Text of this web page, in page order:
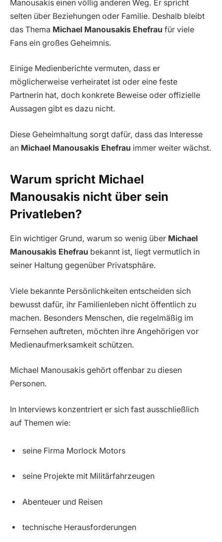
Manousakis einen völlig anderen Weg. Er spricht
selten über Beziehungen oder Familie. Deshalb bleibt
das Thema Michael Manousakis Ehefrau für viele
Fans ein großes Geheimnis.
Einige Medienberichte vermuten, dass er
möglicherweise verheiratet ist oder eine feste
Partnerin hat, doch konkrete Beweise oder offizielle
Aussagen gibt es dazu nicht.
Diese Geheimhaltung sorgt dafür, dass das Interesse
an Michael Manousakis Ehefrau immer weiter wächst.
Warum spricht Michael
Manousakis nicht über sein
Privatleben?
Ein wichtiger Grund, warum so wenig über Michael
Manousakis Ehefrau bekannt ist, liegt vermutlich in
seiner Haltung gegenüber Privatsphäre.
Viele bekannte Persönlichkeiten entscheiden sich
bewusst dafür, ihr Familienleben nicht öffentlich zu
machen. Besonders Menschen, die regelmäßig im
Fernsehen auftreten, möchten ihre Angehörigen vor
Medienaufmerksamkeit schützen.
Michael Manousakis gehört offenbar zu diesen
Personen.
In Interviews konzentriert er sich fast ausschließlich
auf Themen wie:
seine Firma Morlock Motors
seine Projekte mit Militärfahrzeugen
Abenteuer und Reisen
technische Herausforderungen